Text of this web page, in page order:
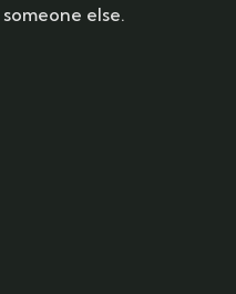
else.